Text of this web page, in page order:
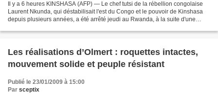
Il y a 6 heures KINSHASA (AFP) — Le chef tutsi de la rébellion congolaise
Laurent Nkunda, qui déstabilisait l'est du Congo et le pouvoir de Kinshasa
depuis plusieurs années, a été arrêté jeudi au Rwanda, à la suite d'une
Les réalisations d’Olmert : roquettes intactes,
mouvement solide et peuple résistant
Publié le 23/01/2009 à 15:00
Par sceptix